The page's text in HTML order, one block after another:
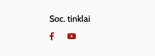
Soc. tinklai